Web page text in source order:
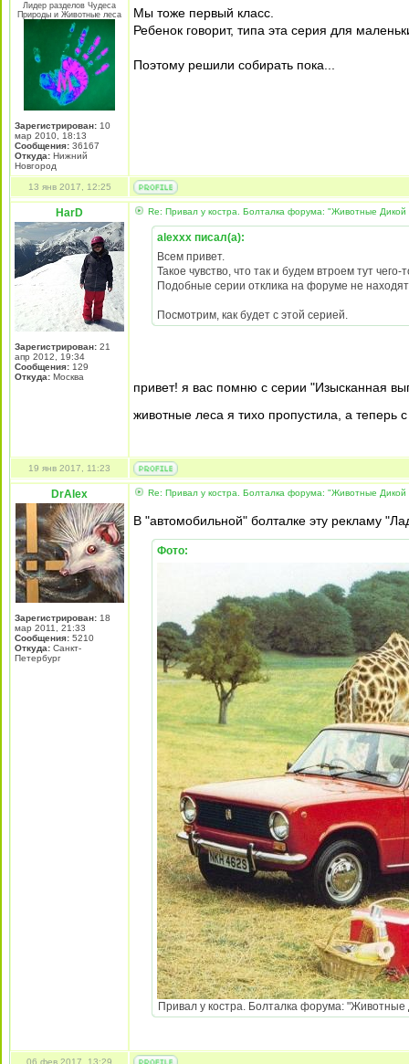
Лидер разделов Чудеса
Природы и Животные леса
Зарегистрирован: 10
мар 2010, 18:13
Сообщения: 36167
Откуда: Нижний
Новгород
Мы тоже первый класс.
Ребенок говорит, типа эта серия для
Поэтому решили собирать пока...
13 янв 2017, 12:25
HarD
Зарегистрирован: 21
апр 2012, 19:34
Сообщения: 129
Откуда: Москва
Re: Привал у костра. Болталка форума: "Животные
alexxx писал(а):
Всем привет.
Такое чувство, что так и будем втроем тут чего-
Подобные серии отклика на форуме не
Посмотрим, как будет с этой серией.
привет! я вас помню с серии "Изысканная
животные леса я тихо пропустила, а
19 янв 2017, 11:23
DrAlex
Зарегистрирован: 18
мар 2011, 21:33
Сообщения: 5210
Откуда: Санкт-
Петербург
Re: Привал у костра. Болталка форума: "Животные
В "автомобильной" болталке эту рекламу
Фото:
Привал у костра. Болталка форума:
06 фев 2017, 13:29